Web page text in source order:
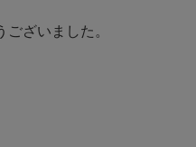
ざいました。